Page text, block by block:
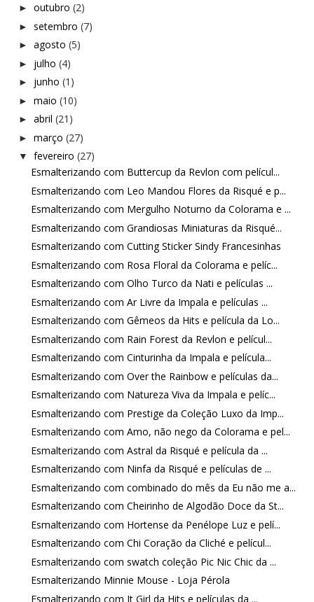
► outubro (2)
► setembro (7)
► agosto (5)
► julho (4)
► junho (1)
► maio (10)
► abril (21)
► março (27)
▼ fevereiro (27)
Esmalterizando com Buttercup da Revlon com películ...
Esmalterizando com Leo Mandou Flores da Risqué e p...
Esmalterizando com Mergulho Noturno da Colorama e ...
Esmalterizando com Grandiosas Miniaturas da Risqué...
Esmalterizando com Cutting Sticker Sindy Francesinhas
Esmalterizando com Rosa Floral da Colorama e pelíc...
Esmalterizando com Olho Turco da Nati e películas ...
Esmalterizando com Ar Livre da Impala e películas ...
Esmalterizando com Gêmeos da Hits e película da Lo...
Esmalterizando com Rain Forest da Revlon e películ...
Esmalterizando com Cinturinha da Impala e película...
Esmalterizando com Over the Rainbow e películas da...
Esmalterizando com Natureza Viva da Impala e pelíc...
Esmalterizando com Prestige da Coleção Luxo da Imp...
Esmalterizando com Amo, não nego da Colorama e pel...
Esmalterizando com Astral da Risqué e película da ...
Esmalterizando com Ninfa da Risqué e películas de ...
Esmalterizando com combinado do mês da Eu não me a...
Esmalterizando com Cheirinho de Algodão Doce da St...
Esmalterizando com Hortense da Penélope Luz e pelí...
Esmalterizando com Chi Coração da Cliché e películ...
Esmalterizando com swatch coleção Pic Nic Chic da ...
Esmalterizando Minnie Mouse - Loja Pérola
Esmalterizando com It Girl da Hits e películas da ...